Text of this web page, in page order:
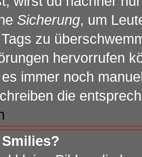
Sicherung, um
zu
hervorrufen
immer noch
die